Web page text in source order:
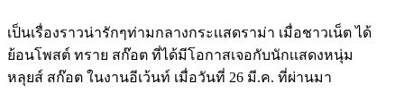
เป็นเรื่องราวน่ารักๆท่ามกลางกระเเสดราม่า เมื่อชาวเน็ต ได้
ย้อนโพสต์ ทราย สก๊อต ที่ได้มีโอกาสเจอกับนักเเสดงหนุ่ม
หลุยส์ สก๊อต ในงานอีเว้นท์ เมื่อวันที่ 26 มี.ค. ที่ผ่านมา